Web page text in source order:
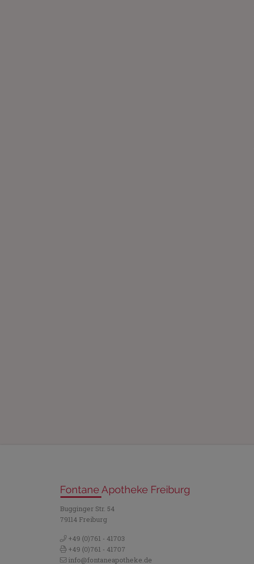
Fontane Apotheke Freiburg
Bugginger Str. 54
79114 Freiburg
+49 (0)761 - 41703
+49 (0)761 - 41707
info@fontaneapotheke.de